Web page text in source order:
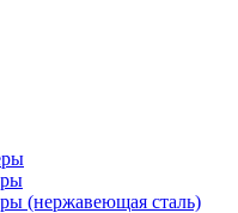
(нержавеющая сталь)